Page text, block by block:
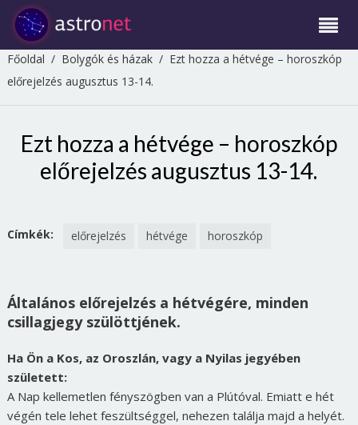
Főoldal / Bolygók és házak/ Ezt hozza a hétvége – horoszkóp
előrejelzés augusztus 13-14.
Ezt hozza a hétvége – horoszkóp
előrejelzés augusztus 13-14.
Címkék: előrejelzés hétvége horoszkóp
Általános előrejelzés a hétvégére, minden
csillagjegy szülöttjének.
Ha Ön a Kos, az Oroszlán, vagy a Nyilas jegyében
született:
A Nap kellemetlen fényszögben van a Plútóval. Emiatt e hét
végén tele lehet feszültséggel, nehezen találja majd a helyét.